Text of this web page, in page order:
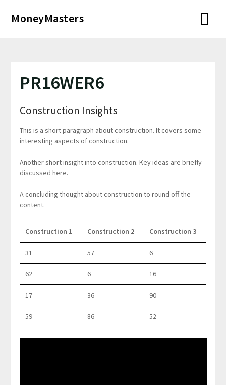
MoneyMasters
PR16WER6
Construction Insights
This is a short paragraph about construction. It covers some
interesting aspects of construction.
Another short insight into construction. Key ideas are briefly
discussed here.
A concluding thought about construction to round off the
content.
Construction 1 Construction 2 Construction 3
31 57 6
62 6 16
17 36 90
59 86 52